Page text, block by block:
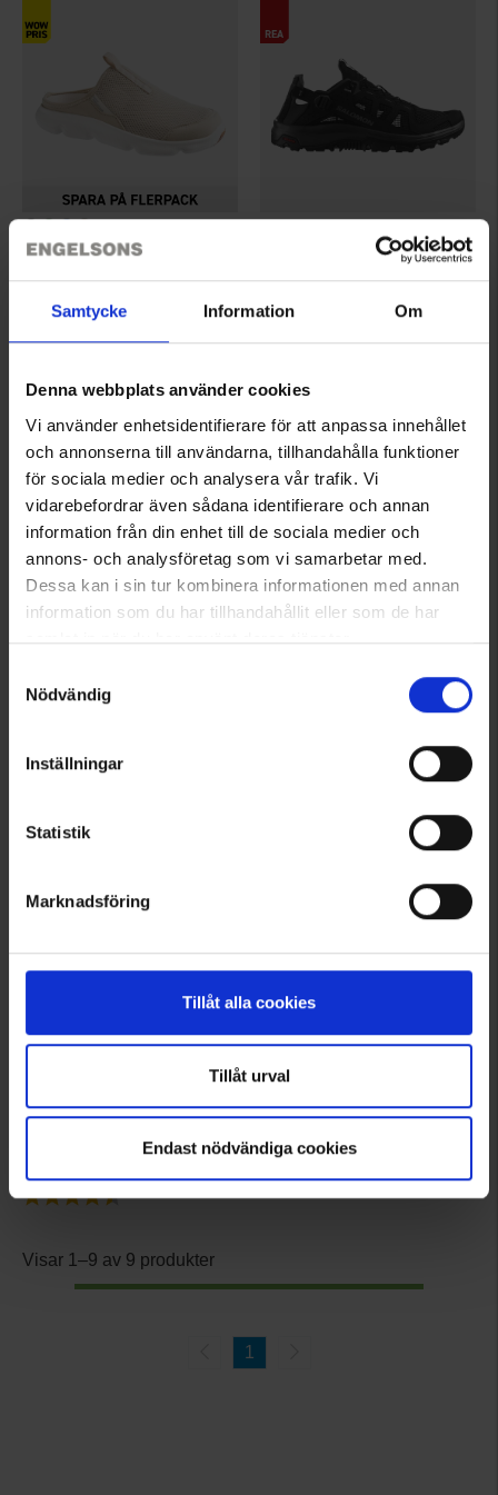
Samtycke Information Om
Denna webbplats använder cookies
Vi använder enhetsidentifierare för att anpassa innehållet
och annonserna till användarna, tillhandahålla funktioner
för sociala medier och analysera vår trafik. Vi
vidarebefordrar även sådana identifierare och annan
information från din enhet till de sociala medier och
annons- och analysföretag som vi samarbetar med.
Dessa kan i sin tur kombinera informationen med annan
information som du har tillhandahållit eller som de har
samlat in när du har använt deras tjänster.
Nödvändig
Inställningar
Statistik
Marknadsföring
Tillåt alla cookies
Tillåt urval
Endast nödvändiga cookies
6687
Från350 kr 699 kr 1 099 kr
EP-Collection
Från125 kr
Betyg: 4.4 utav 5 stjärnor
EP-Collection
Från 249 kr
Visar 1–9 av 9 produkter
1